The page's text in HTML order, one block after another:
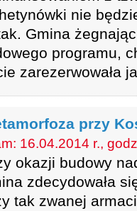
nie
Gmina
programu,
zarezerwowała
przy
16.04.2014 r.,
okazji budowy
zdecydowała
tak zwanej